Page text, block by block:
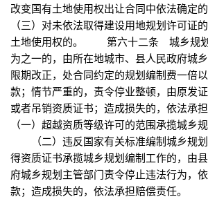
改变国有土地使用权出让合同中依法确
（三）对未依法取得建设用地规划许可证
土地使用权的。 第六十二条 城乡规划
为之一的，由所在地城市、县人民政府城
限期改正，处合同约定的规划编制费一倍
款；情节严重的，责令停业整顿，由原发
或者吊销资质证书；造成损失的，依法
（一）超越资质等级许可的范围承揽城乡
（二）违反国家有关标准编制城乡
得资质证书承揽城乡规划编制工作的，由
府城乡规划主管部门责令停止违法行为，
款；造成损失的，依法承担赔偿责任。